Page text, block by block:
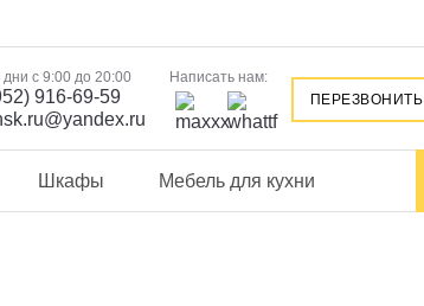
ПЕРЕЗВОНИТЬ
Написать нам:
дни с 9:00 до 20:00
916-69-59
Шкафы Мебель для кухни